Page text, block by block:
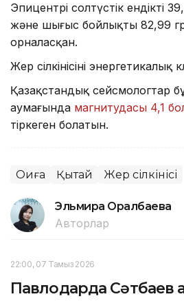
Эпицентрі солтүстік ендіктің
және шығыс бойлықтың 82,99
орналасқан.
Жер сілкінісінің
Қазақстандық сейсмологтар
аумағында магнитудасы 4,1
тіркеген болатын.
Оқиға Қытай Жер сілкінісі
Эльмира Оралбаева
Авторлар
22:00, 07 Тамыз 2026
Павлодарда Сәтбаев